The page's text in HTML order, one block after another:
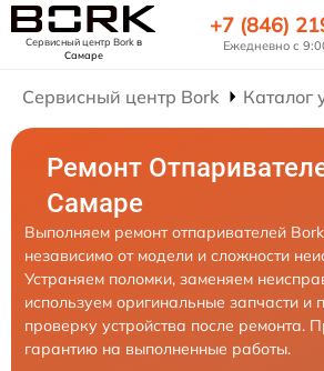
Сервисный центр Borkв
Самаре
+7 (846)
Ежедневно с
Сервисный центр Bork Каталог
Ремонт
Самаре
Выполняем ремонт отпаривателей
независимо от модели и сложности
Устраняем поломки, заменяем
используем оригинальные запчасти и
проверку устройства после ремонта.
гарантию на выполненные работы.